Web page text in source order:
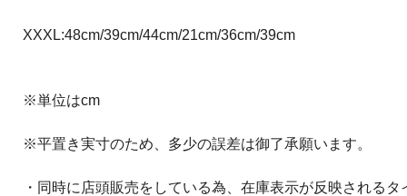
XXXL:48cm/39cm/44cm/21cm/36cm/39cm
※単位はcm
※平置き実寸のため、多少の誤差は御了承願います。
・同時に店頭販売をしている為、在庫表示が反映される